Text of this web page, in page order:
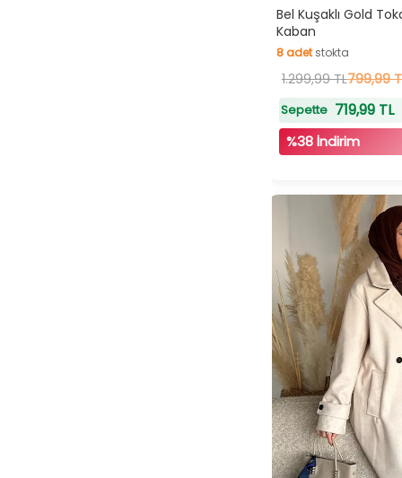
Bel Kuşaklı Gold
Kaban
8adetstokta
8adetstokta
1.299,99 TL799,99
Sepette719,99 TL
%38 İndirim